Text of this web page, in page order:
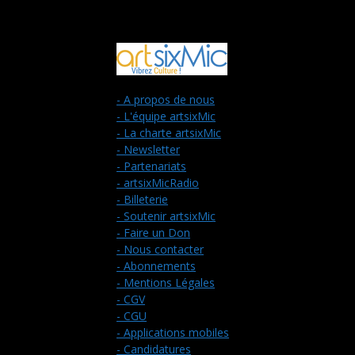
- A propos de nous
- L'équipe artsixMic
- La charte artsixMic
- Newsletter
- Partenariats
- artsixMicRadio
- Billeterie
- Soutenir artsixMic
- Faire un Don
- Nous contacter
- Abonnements
- Mentions Légales
- CGV
- CGU
- Applications mobiles
- Candidatures